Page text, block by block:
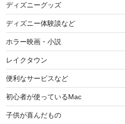
ディズニーグッズ
ディズニー体験談など
ホラー映画・小説
レイクタウン
便利なサービスなど
初心者が使っているMac
子供が喜んだもの